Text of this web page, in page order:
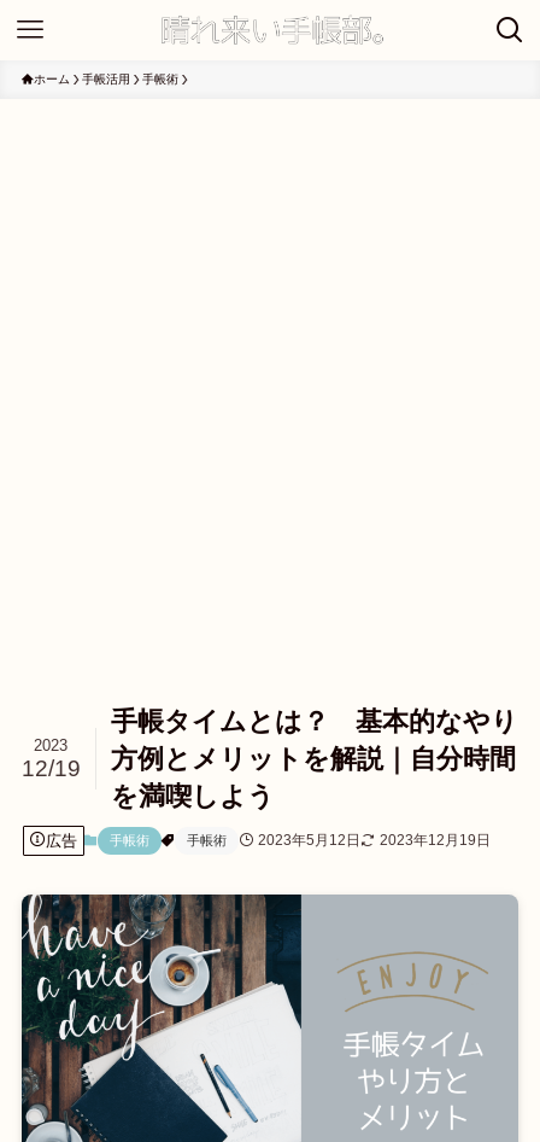
ホーム 手帳活用 手帳術
手帳タイムとは？ 基本的なやり
方例とメリットを解説｜自分時間
を満喫しよう
2023
12/19
広告 手帳術 手帳術 2023年5月12日 2023年12月19日